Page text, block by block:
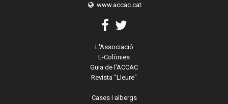
www.accac.cat
L'Associació
E-Colònies
Guia de l'ACCAC
Revista "Lleure"
Cases i albergs